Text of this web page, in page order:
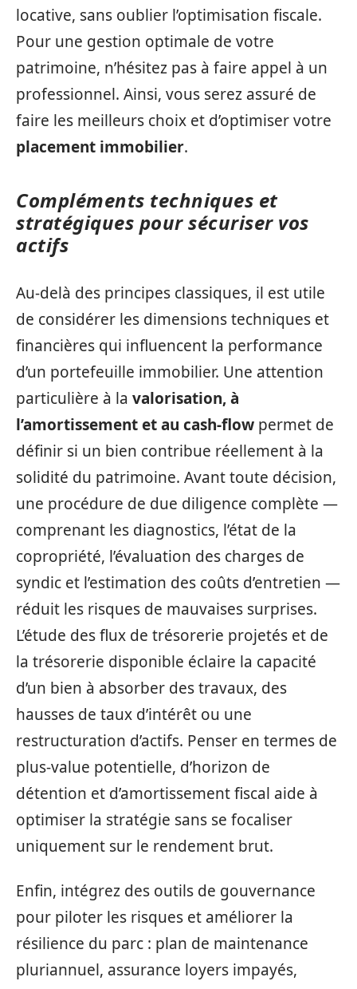
locative, sans oublier l’optimisation fiscale.
Pour une gestion optimale de votre
patrimoine, n’hésitez pas à faire appel à un
professionnel. Ainsi, vous serez assuré de
faire les meilleurs choix et d’optimiser votre
placement immobilier.
Compléments techniques et
stratégiques pour sécuriser vos
actifs
Au-delà des principes classiques, il est utile
de considérer les dimensions techniques et
financières qui influencent la performance
d’un portefeuille immobilier. Une attention
particulière à la valorisation, à
l’amortissement et au cash-flow permet de
définir si un bien contribue réellement à la
solidité du patrimoine. Avant toute décision,
une procédure de due diligence complète —
comprenant les diagnostics, l’état de la
copropriété, l’évaluation des charges de
syndic et l’estimation des coûts d’entretien —
réduit les risques de mauvaises surprises.
L’étude des flux de trésorerie projetés et de
la trésorerie disponible éclaire la capacité
d’un bien à absorber des travaux, des
hausses de taux d’intérêt ou une
restructuration d’actifs. Penser en termes de
plus-value potentielle, d’horizon de
détention et d’amortissement fiscal aide à
optimiser la stratégie sans se focaliser
uniquement sur le rendement brut.
Enfin, intégrez des outils de gouvernance
pour piloter les risques et améliorer la
résilience du parc : plan de maintenance
pluriannuel, assurance loyers impayés,